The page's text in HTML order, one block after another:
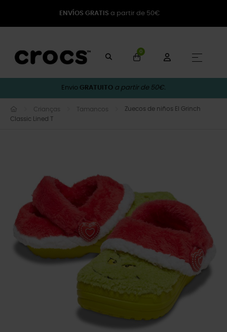
ENVÍOS GRATIS a partir de 50€
0
☰
Envio GRATUITO a partir de 50€.
Crianças Tamancos
Zuecos de niños El Grinch
Classic Lined T